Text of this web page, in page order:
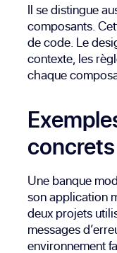
Il se distingue
composants.
de code. Le
contexte, les
chaque
concrets
Une banque
son application
deux projets
messages
environnement